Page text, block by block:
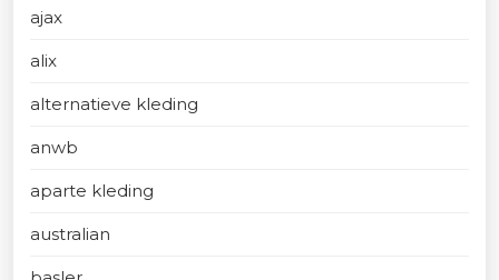
ajax
alix
alternatieve kleding
anwb
aparte kleding
australian